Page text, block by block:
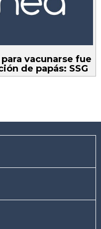
vacunarse fue
de papás: SSG